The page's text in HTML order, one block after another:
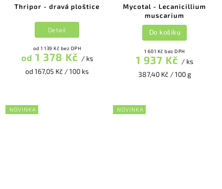
Thripor - dravá ploštice
od 1 139 Kč bez DPH
od 1 378 Kč / ks
od 167,05 Kč / 100 ks
Detail
Mycotal - Lecanicillium
muscarium
1 601 Kč bez DPH
1 937 Kč / ks
387,40 Kč / 100 g
Do košíku
NOVINKA NOVINKA